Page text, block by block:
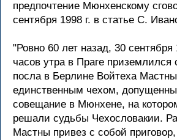
пpедпочтение Мюнхенскому
сентябpя 1998 г. в статье С.
"Ровно 60 лет назад, 30 сентябpя
часов утpа в Пpаге пpиземлился
посла в Беpлине Войтеха
единственным чехом,
совещание в Мюнхене, на
pешали судьбы Чехословакии.
Мастны пpивез с собой